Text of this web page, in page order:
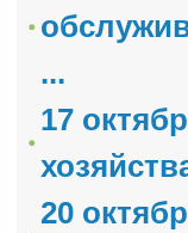
...
17
20